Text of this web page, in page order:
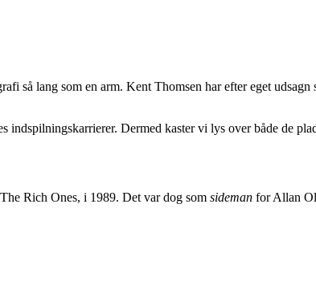
så lang som en arm. Kent Thomsen har efter eget
Dermed kaster vi lys over både de
Rich Ones, i 1989. Det var dog som sideman for Allan